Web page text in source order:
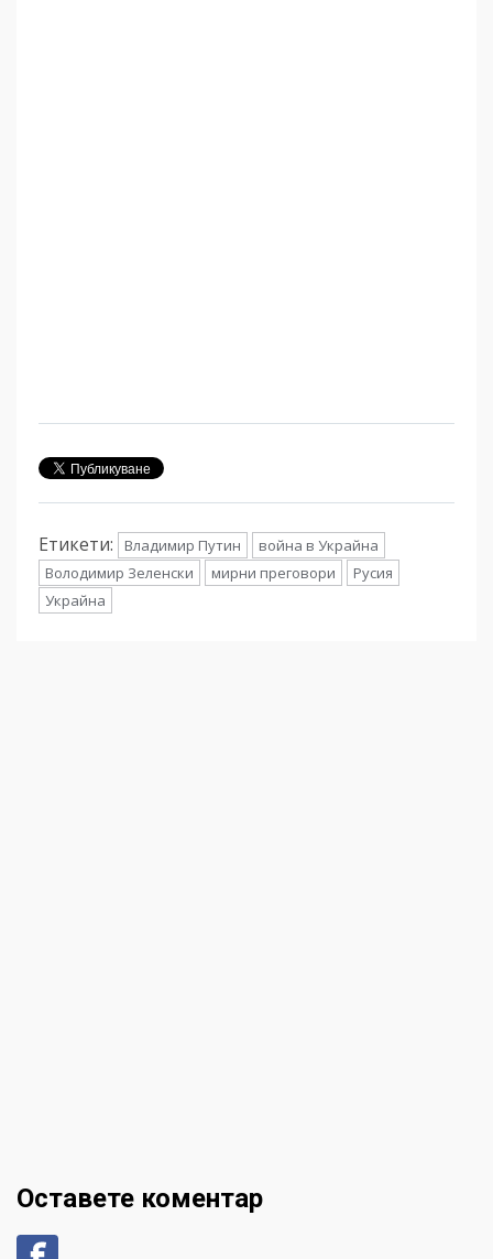
Етикети: Владимир Путин
война в Украйна
Володимир Зеленски
мирни преговори
Русия
Украйна
Оставете коментар